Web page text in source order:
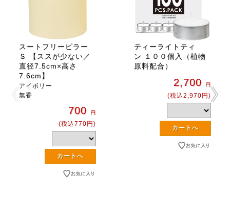
スートフリーピラー
Ｓ 【ススが少ない／
直径7.5cm×高さ
7.6cm】
アイボリー
無香
700 円
(税込770円)
ティーライトティ
ン １００個入（植物
原料配合）
2,700 円
(税込2,970円)